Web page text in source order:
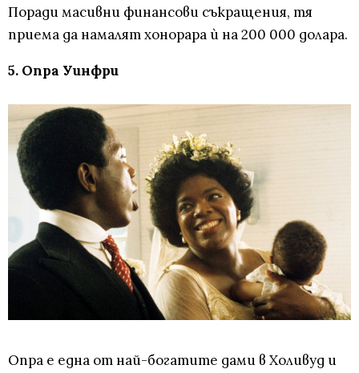
Поради масивни финансови съкращения, тя
приема да намалят хонорара ѝ на 200 000 долара.
5. Опра Уинфри
Опра е една от най-богатите дами в Холивуд и